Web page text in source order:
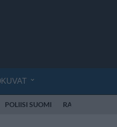
POLIISI SUOMI RATTIJUOPPO